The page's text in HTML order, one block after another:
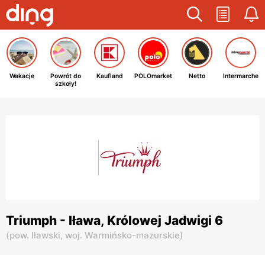
Wakacje
Powrót do
szkoły!
Kaufland POLOmarket Netto Intermarche
Triumph - Iława, Królowej Jadwigi 6
(pow. Iławski, woj. Warmińsko-mazurskie)